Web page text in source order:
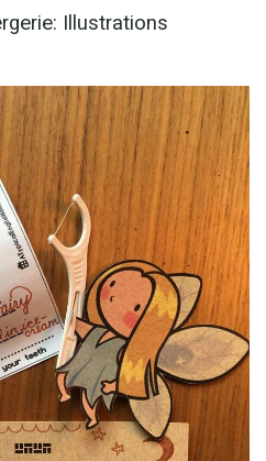
Illustrations